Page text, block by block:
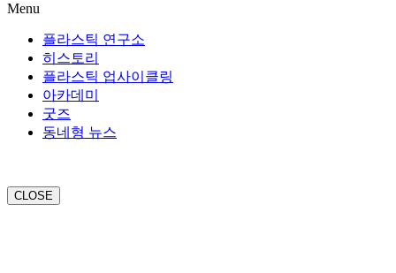
Menu
플라스틱 연구소
히스토리
플라스틱 업사이클링
아카데미
굿즈
동네형 뉴스
CLOSE